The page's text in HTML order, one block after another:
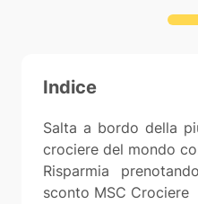
Indice
Salta a bordo della
crociere del mondo
Risparmia
sconto MSC Crociere